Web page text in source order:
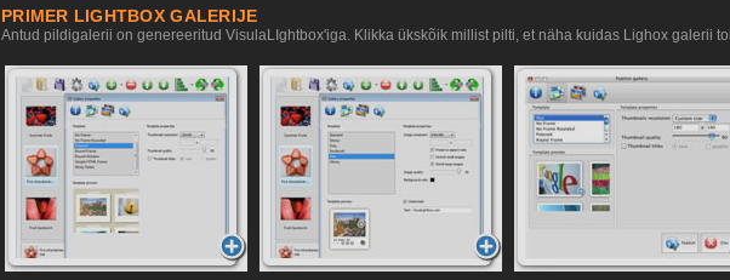
PRIMER LIGHTBOX GALERIJE
Antud pildigalerii on genereeritud VisulaLIghtbox'iga. Klikka ükskõik millist pilti, et näha kuidas Lighox galerii